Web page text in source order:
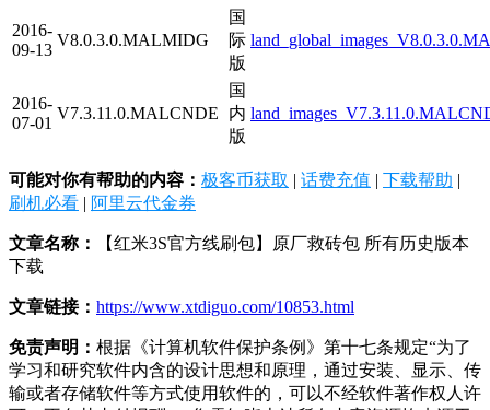
2016-
09-13
V8.0.3.0.MALMIDG
国
际
版
2016-
07-01
V7.3.11.0.MALCNDE
国
内
版
可能对你有帮助的内容： 极客币获取 | 话费充值 | 下载帮助 |
刷机必看 | 阿里云代金券
文章名称：
【红米3S官方线刷包】原厂救砖包 所有历史版本
下载
文章链接： https://www.xtdiguo.com/10853.html
免责声明： 根据《计算机软件保护条例》第十七条规定“为了
学习和研究软件内含的设计思想和原理，通过安装、显示、传
输或者存储软件等方式使用软件的，可以不经软件著作权人许